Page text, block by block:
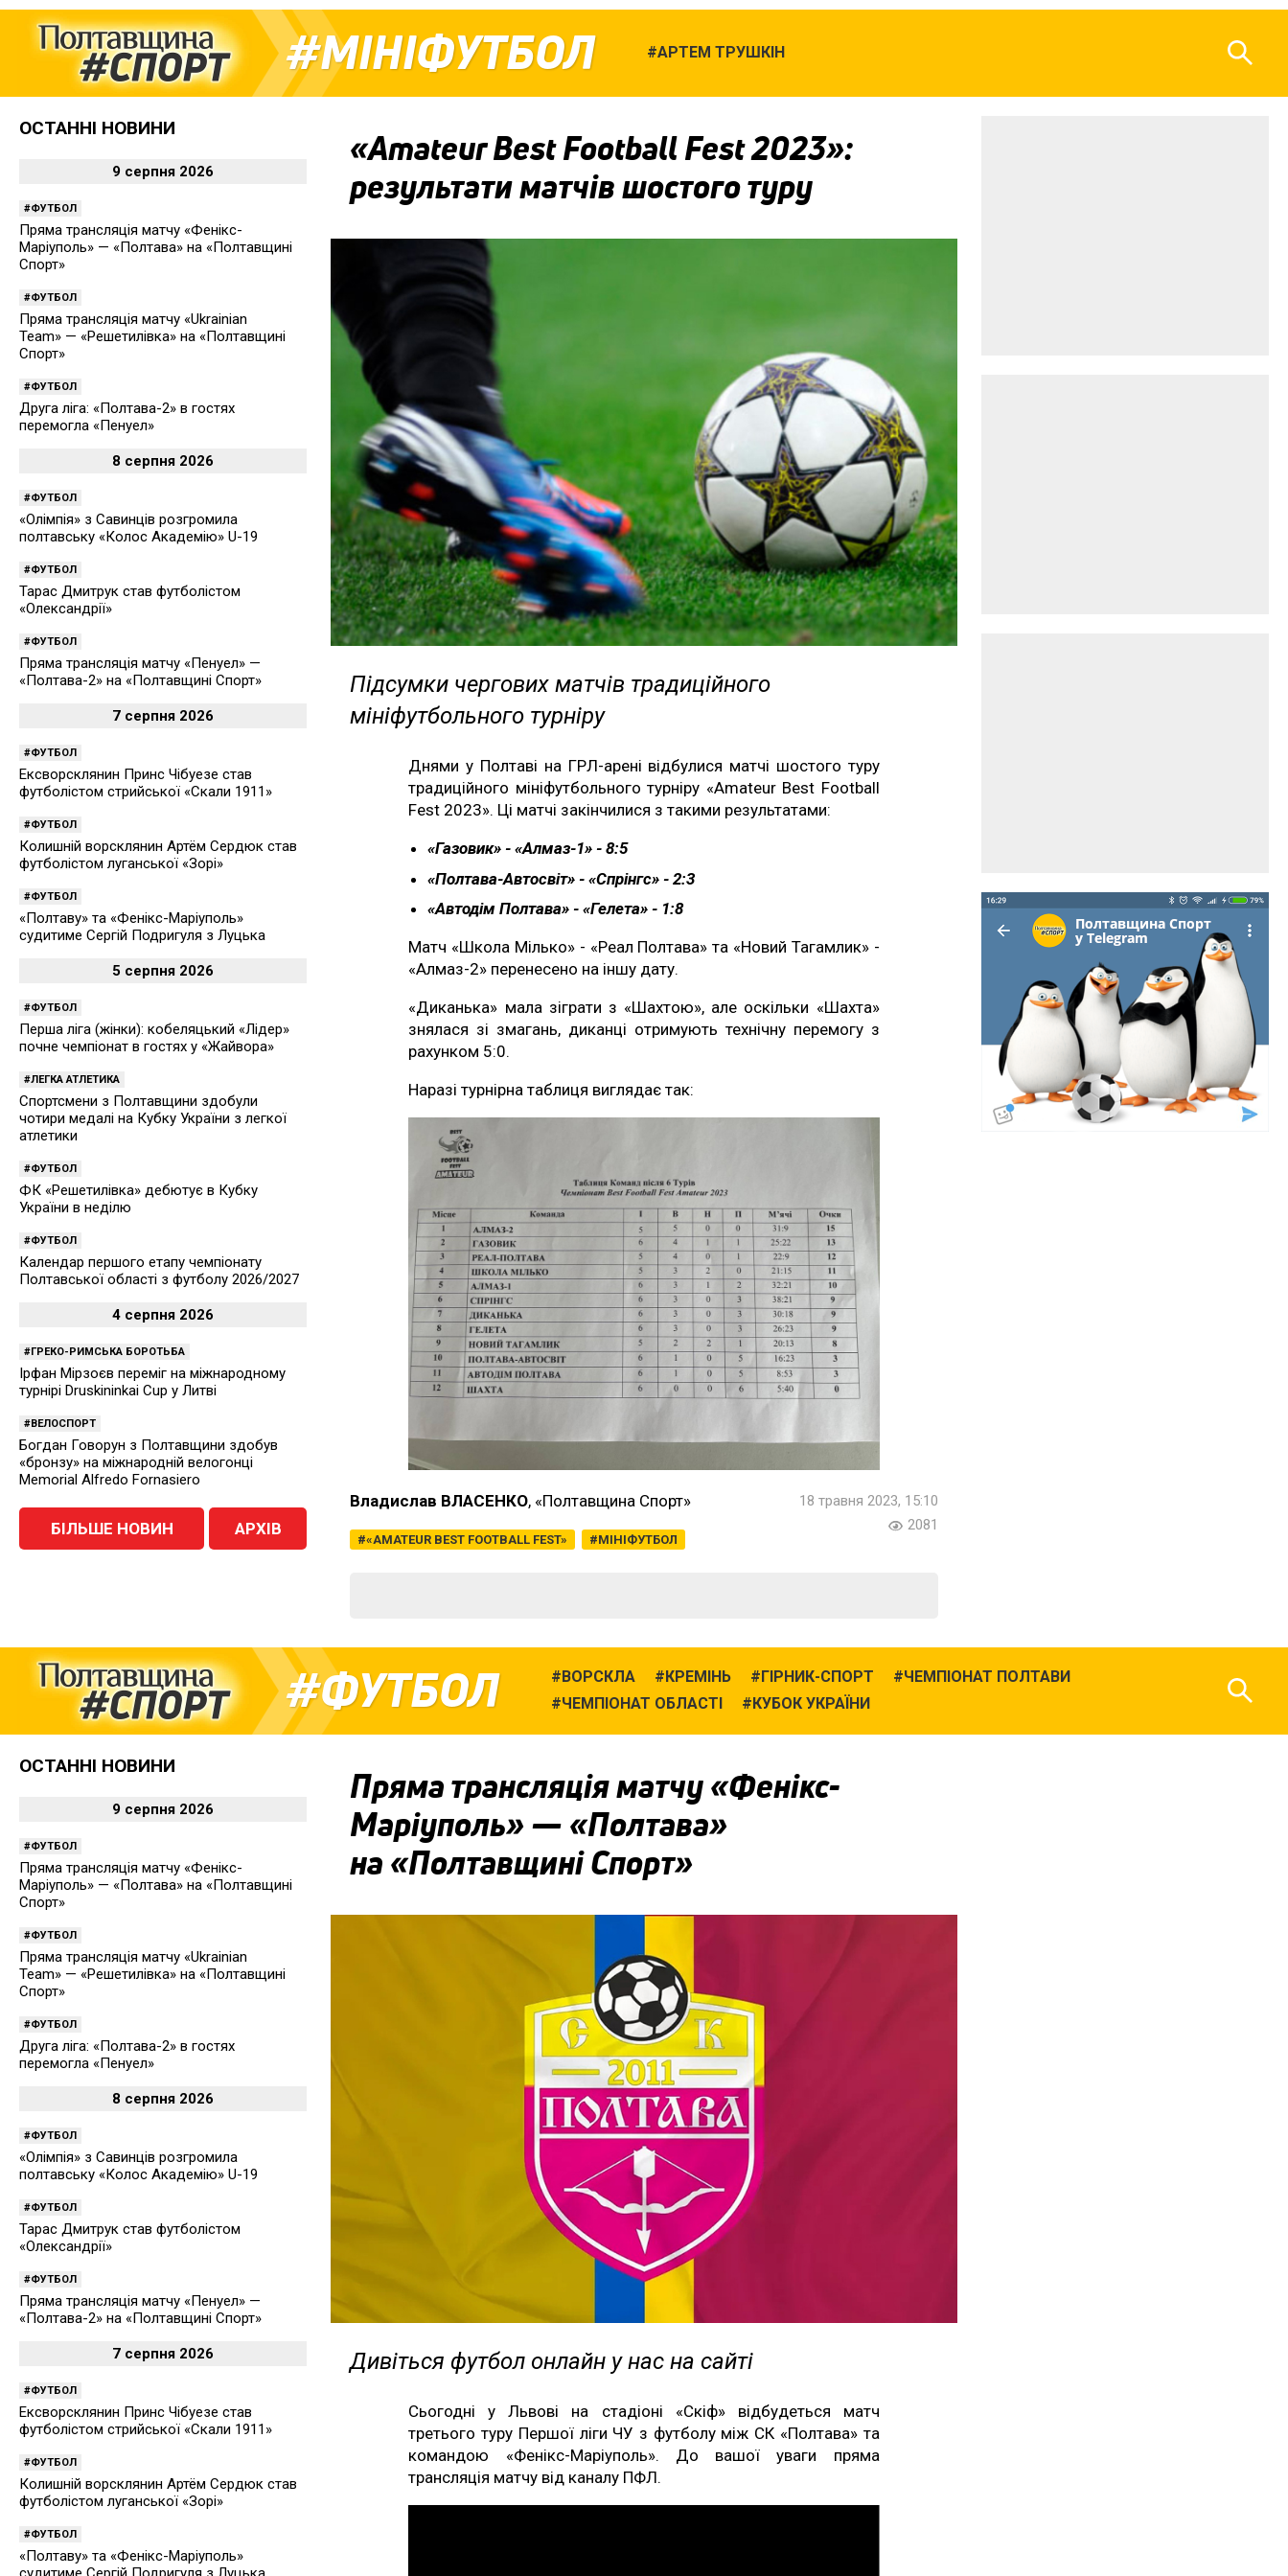
МІНІФУТБОЛ АРТЕМ ТРУШКІН
«Amateur Best Football Fest 2023»:
результати матчів шостого туру
Підсумки чергових матчів традиційного
мініфутбольного турніру
Днями у Полтаві на ГРЛ-арені відбулися матчі шостого туру
традиційного мініфутбольного турніру «Amateur Best Football
Fest 2023». Ці матчі закінчилися з такими результатами:
«Газовик» - «Алмаз-1» - 8:5
«Полтава-Автосвіт» - «Спрінгс» - 2:3
«Автодім Полтава» - «Гелета» - 1:8
Матч «Школа Мілько» - «Реал Полтава» та «Новий Тагамлик» -
«Алмаз-2» перенесено на іншу дату.
«Диканька» мала зіграти з «Шахтою», але оскільки «Шахта»
знялася зі змагань, диканці отримують технічну перемогу з
рахунком 5:0.
Наразі турнірна таблиця виглядає так:
Владислав ВЛАСЕНКО, «Полтавщина Спорт»
«AMATEUR BEST FOOTBALL FEST» МІНІФУТБОЛ
18 травня 2023, 15:10
2081
ОСТАННІ НОВИНИ
9 серпня 2026
ФУТБОЛ
Пряма трансляція матчу «Фенікс-
Маріуполь» — «Полтава» на «Полтавщині
Спорт»
ФУТБОЛ
Пряма трансляція матчу «Ukrainian
Team» — «Решетилівка» на «Полтавщині
Спорт»
ФУТБОЛ
Друга ліга: «Полтава-2» в гостях
перемогла «Пенуел»
8 серпня 2026
ФУТБОЛ
«Олімпія» з Савинців розгромила
полтавську «Колос Академію» U-19
ФУТБОЛ
Тарас Дмитрук став футболістом
«Олександрії»
ФУТБОЛ
Пряма трансляція матчу «Пенуел» —
«Полтава-2» на «Полтавщині Спорт»
7 серпня 2026
ФУТБОЛ
Ексворсклянин Принс Чібуезе став
футболістом стрийської «Скали 1911»
ФУТБОЛ
Колишній ворсклянин Артём Сердюк став
футболістом луганської «Зорі»
ФУТБОЛ
«Полтаву» та «Фенікс-Маріуполь»
судитиме Сергій Подригуля з Луцька
5 серпня 2026
ФУТБОЛ
Перша ліга (жінки): кобеляцький «Лідер»
почне чемпіонат в гостях у «Жайвора»
ЛЕГКА АТЛЕТИКА
Спортсмени з Полтавщини здобули
чотири медалі на Кубку України з легкої
атлетики
ФУТБОЛ
ФК «Решетилівка» дебютує в Кубку
України в неділю
ФУТБОЛ
Календар першого етапу чемпіонату
Полтавської області з футболу 2026/2027
4 серпня 2026
ГРЕКО-РИМСЬКА БОРОТЬБА
Ірфан Мірзоєв переміг на міжнародному
турнірі Druskininkai Cup у Литві
ВЕЛОСПОРТ
Богдан Говорун з Полтавщини здобув
«бронзу» на міжнародній велогонці
Memorial Alfredo Fornasiero
БІЛЬШЕ НОВИН АРХІВ
ФУТБОЛ ВОРСКЛА КРЕМІНЬ ГІРНИК-СПОРТ
ЧЕМПІОНАТ ПОЛТАВИ
ЧЕМПІОНАТ ОБЛАСТІ
КУБОК УКРАЇНИ
Пряма трансляція матчу «Фенікс-
Маріуполь» — «Полтава»
на «Полтавщині Спорт»
Дивіться футбол онлайн у нас на сайті
Сьогодні у Львові на стадіоні «Скіф» відбудеться матч
третього туру Першої ліги ЧУ з футболу між СК «Полтава» та
командою «Фенікс-Маріуполь». До вашої уваги пряма
трансляція матчу від каналу ПФЛ.
ОСТАННІ НОВИНИ
9 серпня 2026
ФУТБОЛ
Пряма трансляція матчу «Фенікс-
Маріуполь» — «Полтава» на «Полтавщині
Спорт»
ФУТБОЛ
Пряма трансляція матчу «Ukrainian
Team» — «Решетилівка» на «Полтавщині
Спорт»
ФУТБОЛ
Друга ліга: «Полтава-2» в гостях
перемогла «Пенуел»
8 серпня 2026
ФУТБОЛ
«Олімпія» з Савинців розгромила
полтавську «Колос Академію» U-19
ФУТБОЛ
Тарас Дмитрук став футболістом
«Олександрії»
ФУТБОЛ
Пряма трансляція матчу «Пенуел» —
«Полтава-2» на «Полтавщині Спорт»
7 серпня 2026
ФУТБОЛ
Ексворсклянин Принс Чібуезе став
футболістом стрийської «Скали 1911»
ФУТБОЛ
Колишній ворсклянин Артём Сердюк став
футболістом луганської «Зорі»
ФУТБОЛ
«Полтаву» та «Фенікс-Маріуполь»